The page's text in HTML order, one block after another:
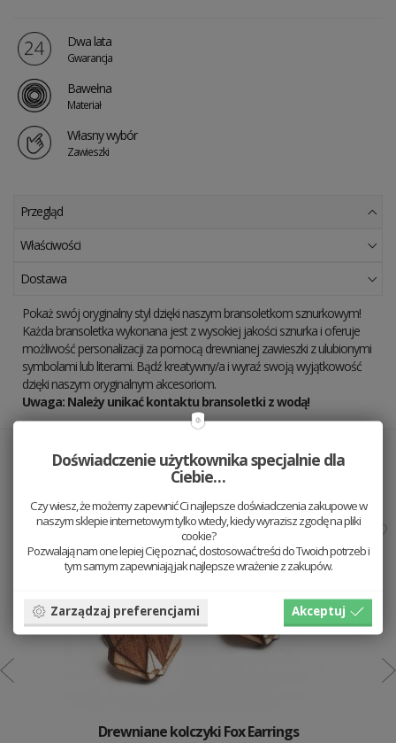
Dwa lata
Gwarancja
Bawełna
Materiał
Własny wybór
Zawieszki
Przegląd
Właściwości
Dostawa
Pokaż swój oryginalny styl dzięki naszym bransoletkom sznurkowym!
Każda bransoletka wykonana jest z wysokiej jakości sznurka i oferuje
możliwość personalizacji za pomocą drewnianej zawieszki z ulubionymi
symbolami lub literami. Bądź kreatywny/a i wyraź swoją wyjątkowość
dzięki naszym oryginalnym akcesoriom.
Uwaga: Należy unikać kontaktu bransoletki z wodą!
Ładnie wygląda z
Drewniane kolczyki Fox Earrings
Doświadczenie użytkownika specjalnie dla
Ciebie…
Czy wiesz, że możemy zapewnić Ci najlepsze doświadczenia zakupowe w
naszym sklepie internetowym tylko wtedy, kiedy wyrazisz zgodę na pliki
cookie?
Pozwalają nam one lepiej Cię poznać, dostosować treści do Twoich potrzeb i
tym samym zapewniają jak najlepsze wrażenie z zakupów.
Zarządzaj preferencjami Akceptuj